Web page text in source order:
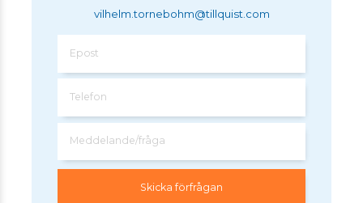
vilhelm.tornebohm@tillquist.com
Epost
Telefon
Meddelande/fråga